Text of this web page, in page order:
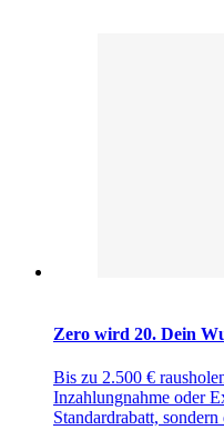
Zero wird 20. Dein
Bis zu 2.500 €
Inzahlungnahme oder
Standardrabatt,